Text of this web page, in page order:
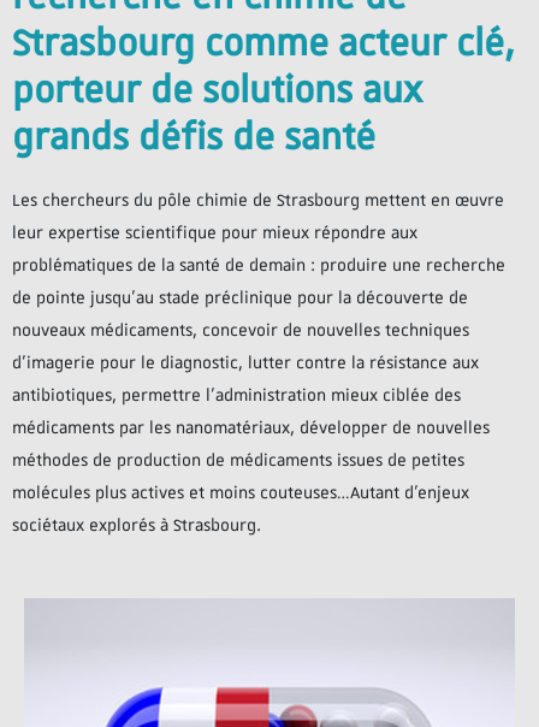
Strasbourg comme acteur clé,
porteur de solutions aux
grands défis de santé
Les chercheurs du pôle chimie de Strasbourg mettent en œuvre
leur expertise scientifique pour mieux répondre aux
problématiques de la santé de demain : produire une recherche
de pointe jusqu’au stade préclinique pour la découverte de
nouveaux médicaments, concevoir de nouvelles techniques
d’imagerie pour le diagnostic, lutter contre la résistance aux
antibiotiques, permettre l’administration mieux ciblée des
médicaments par les nanomatériaux, développer de nouvelles
méthodes de production de médicaments issues de petites
molécules plus actives et moins couteuses…Autant d’enjeux
sociétaux explorés à Strasbourg.